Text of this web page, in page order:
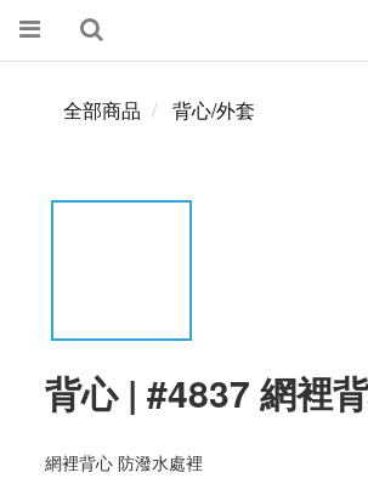
全部商品 背心/外套
背心 | #4837 網裡
網裡背心 防潑水處裡